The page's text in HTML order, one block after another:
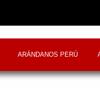
ARÁNDANOS PERÚ